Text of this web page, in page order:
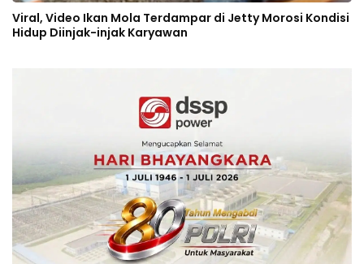
Viral, Video Ikan Mola Terdampar di Jetty Morosi Kondisi
Hidup Diinjak-injak Karyawan